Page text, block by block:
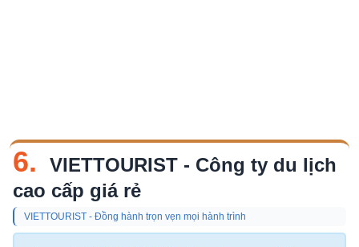
6.
VIETTOURIST - Công ty du lịch
cao cấp giá rẻ
VIETTOURIST - Đồng hành trọn vẹn mọi hành trình